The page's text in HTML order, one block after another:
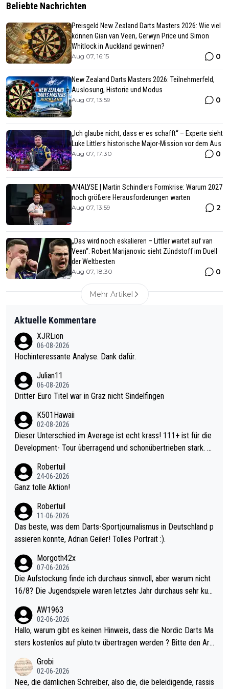
Beliebte Nachrichten
Preisgeld New Zealand Darts Masters 2026: Wie viel
können Gian van Veen, Gerwyn Price und Simon
Whitlock in Auckland gewinnen?
Aug 07, 16:15 0
New Zealand Darts Masters 2026: Teilnehmerfeld,
Auslosung, Historie und Modus
Aug 07, 13:59 0
„Ich glaube nicht, dass er es schafft“ – Experte sieht
Luke Littlers historische Major-Mission vor dem Aus
Aug 07, 17:30 0
ANALYSE | Martin Schindlers Formkrise: Warum 2027
noch größere Herausforderungen warten
Aug 07, 13:59 2
„Das wird noch eskalieren – Littler wartet auf van
Veen“: Robert Marijanovic sieht Zündstoff im Duell
der Weltbesten
Aug 07, 18:30 0
Mehr Artikel
Aktuelle Kommentare
XJRLion
06-08-2026
Hochinteressante Analyse. Dank dafür.
Julian11
06-08-2026
Dritter Euro Titel war in Graz nicht Sindelfingen
K501Hawaii
02-08-2026
Dieser Unterschied im Average ist echt krass! 111+ ist für die
Development- Tour überragend und schonübertrieben stark. U
mal 40+ erst recht. Da gewinnst keinen Blumentopf - ist ja noc
h krasser wie ein Pokalspiel eines Kreisligisten vs einem Bund
Robertuil
24-06-2026
Ganz tolle Aktion!
Robertuil
11-06-2026
Das beste, was dem Darts-Sportjournalismus in Deutschland p
assieren konnte, Adrian Geiler! Tolles Portrait :).
Morgoth42x
07-06-2026
Die Aufstockung finde ich durchaus sinnvoll, aber warum nicht
16/8? Die Jugendspiele waren letztes Jahr durchaus sehr kurz
Allerdings ist Mitchell Lawrie als Nummer 1 der Welt eh qualifi
ziert. Somit ändert die automatische Qualifikation des Weltmei
sters erstmal nichts. Ich denke sie wollen damit für nächstes J
ohl wenig WDF Turniere spielen. Dies war bei Archie Self letzt
es Jahr der Fall. Er musste als amtierender Weltmeister durch
AW1963
02-06-2026
Hallo, warum gibt es keinen Hinweis, dass die Nordic Darts Ma
sters kostenlos auf pluto.tv übertragen werden ? Bitte den Arti
Grobi
02-06-2026
Nee, die dämlichen Schreiber, also die, die beleidigende, rassis